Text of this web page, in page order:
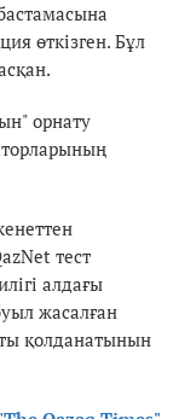
өткізген. Бұл
орнату
тест
алдағы
жасалған
қолданатынын